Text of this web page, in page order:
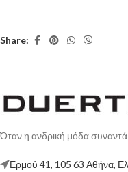
Share:
Όταν η ανδρική μόδα συναντά
Ερμού 41, 105 63 Αθήνα,